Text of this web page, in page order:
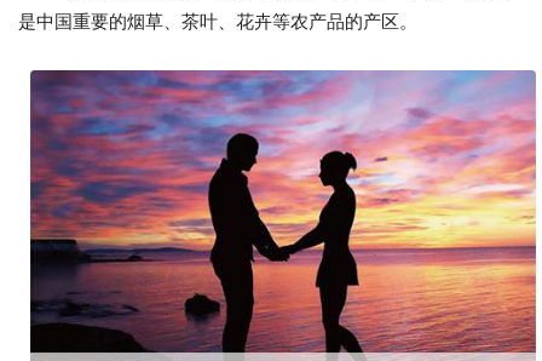
是中国重要的烟草、茶叶、花卉等农产品的产区。